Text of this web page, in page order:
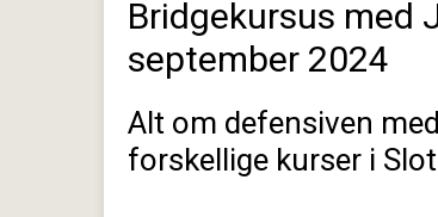
Bridgekursus med
september 2024
Alt om defensiven
forskellige kurser i